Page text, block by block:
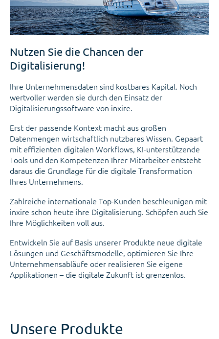
Nutzen Sie die Chancen der
Digitalisierung!
Ihre Unternehmensdaten sind kostbares Kapital. Noch
wertvoller werden sie durch den Einsatz der
Digitalisierungssoftware von inxire.
Erst der passende Kontext macht aus großen
Datenmengen wirtschaftlich nutzbares Wissen. Gepaart
mit effizienten digitalen Workflows, KI-unterstützende
Tools und den Kompetenzen Ihrer Mitarbeiter entsteht
daraus die Grundlage für die digitale Transformation
Ihres Unternehmens.
Zahlreiche internationale Top-Kunden beschleunigen mit
inxire schon heute ihre Digitalisierung. Schöpfen auch Sie
Ihre Möglichkeiten voll aus.
Entwickeln Sie auf Basis unserer Produkte neue digitale
Lösungen und Geschäftsmodelle, optimieren Sie Ihre
Unternehmensabläufe oder realisieren Sie eigene
Applikationen – die digitale Zukunft ist grenzenlos.
Unsere Produkte